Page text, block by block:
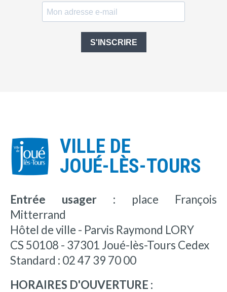
S'INSCRIRE
VILLE DE
JOUÉ-LÈS-TOURS
Entrée usager : place François
Mitterrand
Hôtel de ville - Parvis Raymond LORY
CS 50108 - 37301 Joué-lès-Tours Cedex
Standard : 02 47 39 70 00
HORAIRES D'OUVERTURE :